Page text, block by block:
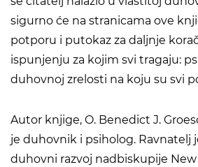
sigurno će na stranicama ove
potporu i putokaz za daljnje
ispunjenju za kojim svi tragaju:
duhovnoj zrelosti na koju su svi
Autor knjige, O. Benedict J.
je duhovnik i psiholog. Ravnatelj
duhovni razvoj nadbiskupije New